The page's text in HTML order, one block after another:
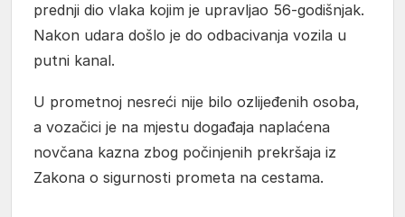
prednji dio vlaka kojim je upravljao 56-godišnjak.
Nakon udara došlo je do odbacivanja vozila u
putni kanal.
U prometnoj nesreći nije bilo ozlijeđenih osoba,
a vozačici je na mjestu događaja naplaćena
novčana kazna zbog počinjenih prekršaja iz
Zakona o sigurnosti prometa na cestama.